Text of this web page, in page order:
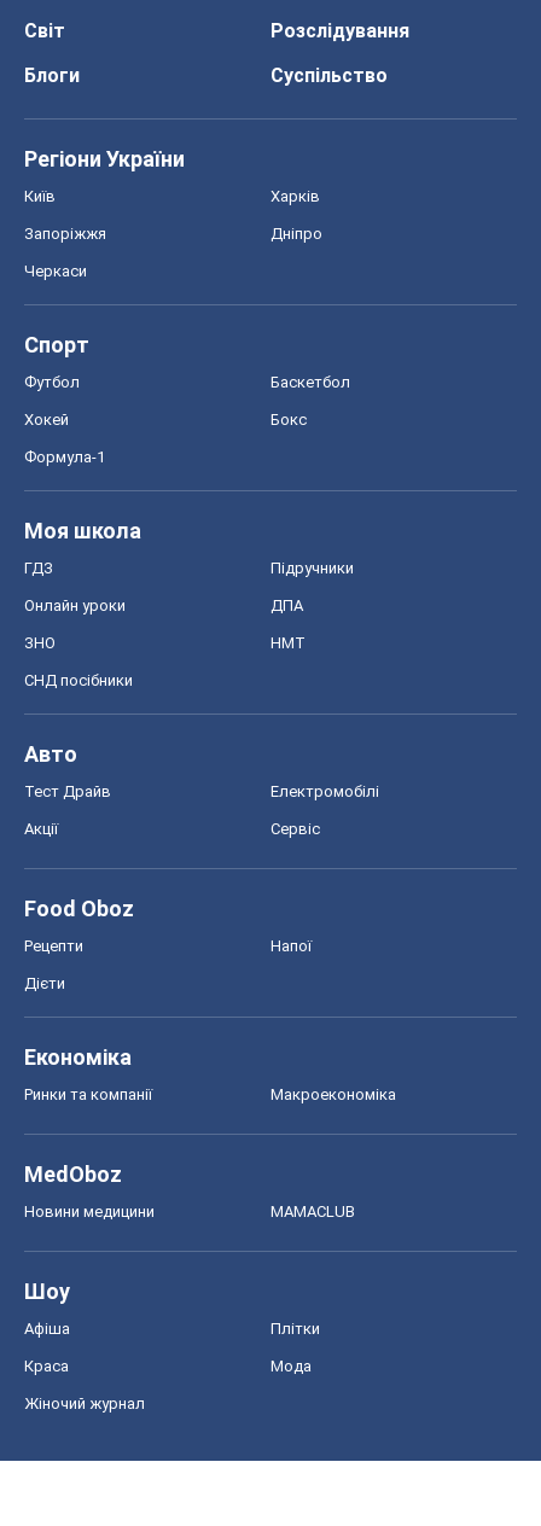
Світ
Розслідування
Блоги
Суспільство
Регіони України
Київ Харків
Запоріжжя Дніпро
Черкаси
Спорт
Футбол Баскетбол
Хокей Бокс
Формула-1
Моя школа
ГДЗ Підручники
Онлайн уроки ДПА
ЗНО НМТ
СНД посібники
Авто
Тест Драйв Електромобілі
Акції Сервіс
Food Oboz
Рецепти Напої
Дієти
Економіка
Ринки та компанії Макроекономіка
MedOboz
Новини медицини MAMACLUB
Шоу
Афіша Плітки
Краса Мода
Жіночий журнал